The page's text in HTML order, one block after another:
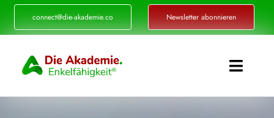
Zum
Inhalt
connect@die-akademie.co Newsletter abonnieren
Toggle